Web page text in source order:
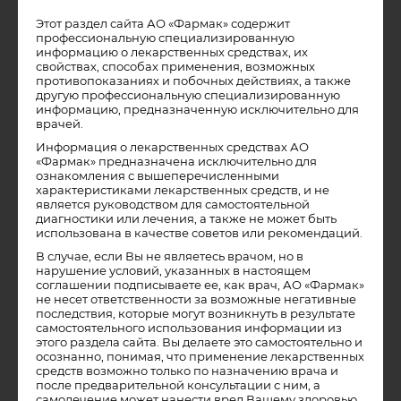
регулярность. А потому, поливая себя даже самой
холодной водой всего лишь 1 раз в неделю, не надейтесь,
что сможете укрепить иммунитет. Закаливание только
тогда возымеет свой эффект, если практиковать его
ежедневно. Не стоит бросать занятий, даже если вы
приболели (першит в горле, появился насморк). Помните,
холодовая нагрузка мобилизует защитные силы
организма, а значит, позволит быстрее и эффективнее
справиться с надвигающейся простудой.
В какое время суток проводить обливания?
Холодовые нагрузки стимулируют работу не только
иммунной, но и нервной системы, а так же работу
головного мозга. Поэтому устраивать обливания лучше
всего утром. После такой процедуры и рабочие вопросы
будут решаться быстрее, и материал на лекциях усвоится
лучше. А вот обливаться после 19 часов не рекомендуется –
это чревато бессонницей.
Источник: lady.tsn.ua
Этот раздел сайта АО «Фармак» содержит
профессиональную специализированную
информацию о лекарственных средствах, их
свойствах, способах применения, возможных
противопоказаниях и побочных действиях, а также
другую профессиональную специализированную
информацию, предназначенную исключительно для
врачей.
Информация о лекарственных средствах АО
«Фармак» предназначена исключительно для
ознакомления с вышеперечисленными
характеристиками лекарственных средств, и не
является руководством для самостоятельной
диагностики или лечения, а также не может быть
использована в качестве советов или рекомендаций.
В случае, если Вы не являетесь врачом, но в
нарушение условий, указанных в настоящем
соглашении подписываете ее, как врач, АО «Фармак»
не несет ответственности за возможные негативные
последствия, которые могут возникнуть в результате
самостоятельного использования информации из
этого раздела сайта. Вы делаете это самостоятельно и
осознанно, понимая, что применение лекарственных
средств возможно только по назначению врача и
после предварительной консультации с ним, а